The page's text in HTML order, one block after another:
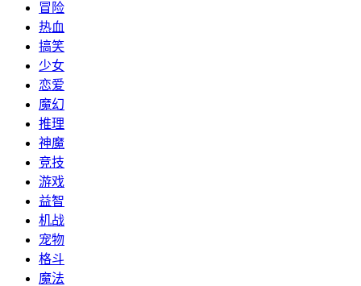
冒险
热血
搞笑
少女
恋爱
魔幻
推理
神魔
竞技
游戏
益智
机战
宠物
格斗
魔法